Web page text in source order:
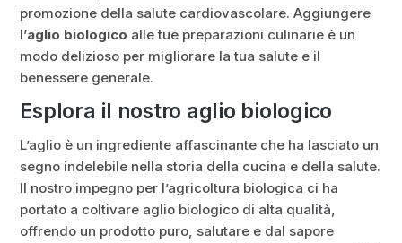
promozione della salute cardiovascolare. Aggiungere
l’aglio biologico alle tue preparazioni culinarie è un
modo delizioso per migliorare la tua salute e il
benessere generale.
Esplora il nostro aglio biologico
L’aglio è un ingrediente affascinante che ha lasciato un
segno indelebile nella storia della cucina e della salute.
Il nostro impegno per l’agricoltura biologica ci ha
portato a coltivare aglio biologico di alta qualità,
offrendo un prodotto puro, salutare e dal sapore